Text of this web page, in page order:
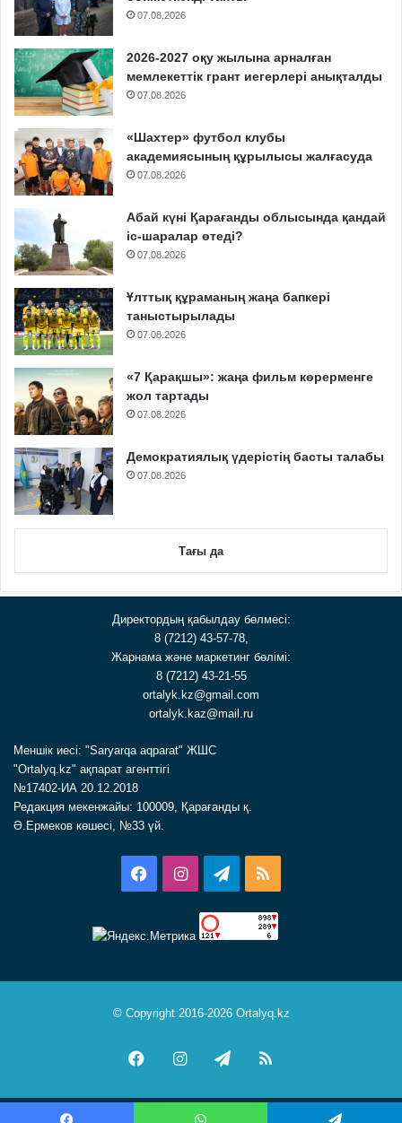
07.08.2026
2026-2027 оқу жылына арналған
мемлекеттік грант иегерлері анықталды
07.08.2026
«Шахтер» футбол клубы
академиясының құрылысы жалғасуда
07.08.2026
Абай күні Қарағанды облысында қандай
іс-шаралар өтеді?
07.08.2026
Ұлттық құраманың жаңа бапкері
таныстырылады
07.08.2026
«7 Қарақшы»: жаңа фильм көрерменге
жол тартады
07.08.2026
Демократиялық үдерістің басты талабы
07.08.2026
Тағы да
Директордың қабылдау бөлмесі:
8 (7212) 43-57-78,
Жарнама және маркетинг бөлімі:
8 (7212) 43-21-55
ortalyk.kz@gmail.com
ortalyk.kaz@mail.ru
Меншік иесі: "Saryarqa aqparat" ЖШС
"Ortalyq.kz" ақпарат агенттігі
№17402-ИА 20.12.2018
Редакция мекенжайы: 100009, Қарағанды қ.
Ә.Ермеков көшесі, №33 үй.
FacebookInstagramTelegram
© Copyright 2016-2026 Ortalyq.kz
FacebookInstagramTelegram